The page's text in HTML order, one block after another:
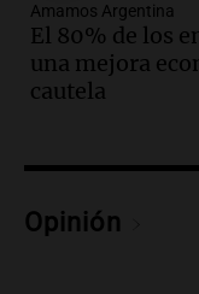
tras fuertes
Panorama
Episodios
economía
Episodios
Amamos Argentina
El 80% de los
una mejora
cautela
Opinión